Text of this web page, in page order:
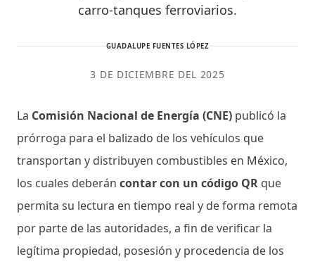
carro-tanques ferroviarios.
GUADALUPE FUENTES LÓPEZ
3 DE DICIEMBRE DEL 2025
La Comisión Nacional de Energía (CNE) publicó la
prórroga para el balizado de los vehículos que
transportan y distribuyen combustibles en México,
los cuales deberán contar con un código QR que
permita su lectura en tiempo real y de forma remota
por parte de las autoridades, a fin de verificar la
legítima propiedad, posesión y procedencia de los